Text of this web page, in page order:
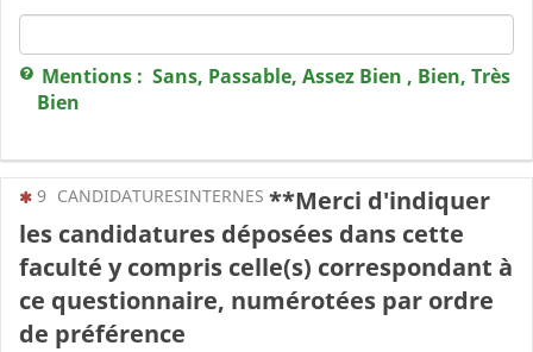
Mentions : Sans, Passable, Assez Bien , Bien, Très
Bien
(Cette question est obligatoire)
9 CANDIDATURESINTERNES **Merci d'indiquer
les candidatures déposées dans cette
faculté y compris celle(s) correspondant à
ce questionnaire, numérotées par ordre
de préférence